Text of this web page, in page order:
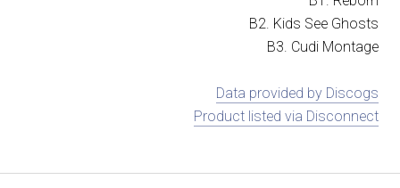
B2. Kids See Ghosts
B3. Cudi Montage
Data provided by Discogs
Product listed via Disconnect